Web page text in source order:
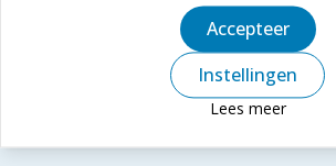
talent met gedegen beveiligingskennis?
Dan hebben we een match!
Bekijk onze vacatures
Accepteer
Instellingen
Lees meer